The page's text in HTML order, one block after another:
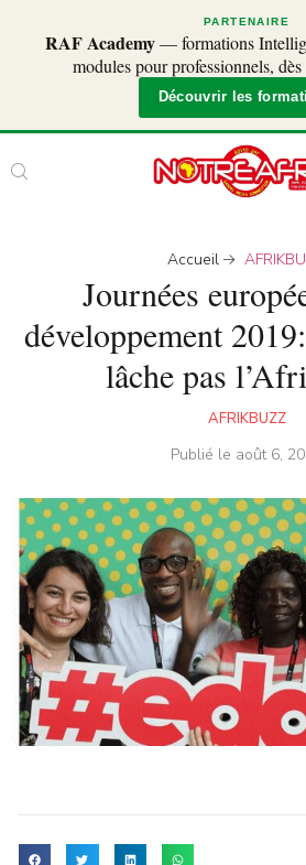
PARTENAIRE
RAF Academy— formations
modules pour professionnels,
Découvrir les
Accueil
Journées
développement
lâche pas
AFRIKBUZZ
Publié le août 6,